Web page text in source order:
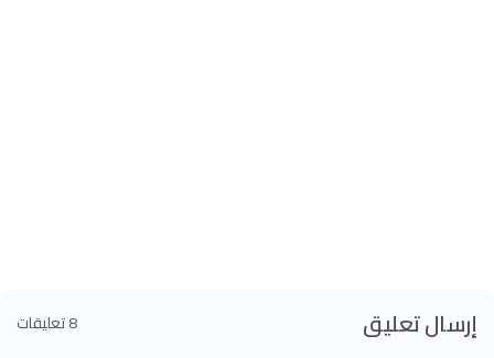
إرسال تعليق 8 تعليقات